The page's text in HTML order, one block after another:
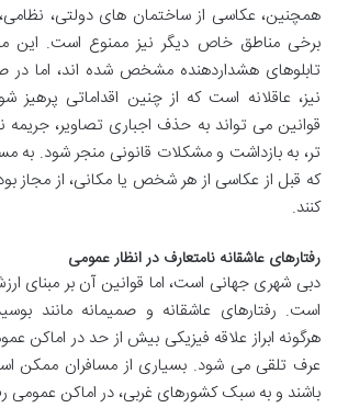
همچنین، عکاسی از ساختمان های دولتی، نظامی،
برخی مناطق خاص دیگر نیز ممنوع است. این
تابلوهای هشداردهنده مشخص شده اند، اما در
نیز، عاقلانه است که از چنین اقداماتی پرهیز
قوانین می تواند به حذف اجباری تصاویر،
تر، به بازداشت و مشکلات قانونی منجر شود. به
که قبل از عکاسی از هر شخص یا مکانی، از مجاز
کنند.
رفتارهای عاشقانه نامتعارف در انظار عمومی
دبی شهری جهانی است، اما قوانین آن بر مبنای
است. رفتارهای عاشقانه و صمیمانه مانند
هرگونه ابراز علاقه فیزیکی بیش از حد در اماکن
عرف تلقی می شود. بسیاری از مسافران ممکن
باشند و به سبک کشورهای غربی، در اماکن عمومی